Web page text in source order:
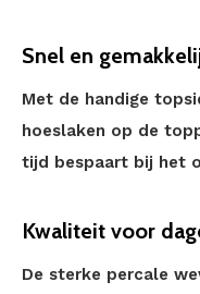
Snel en
Met de handige
hoeslaken op de
tijd bespaart bij het
Kwaliteit voor
De sterke percale